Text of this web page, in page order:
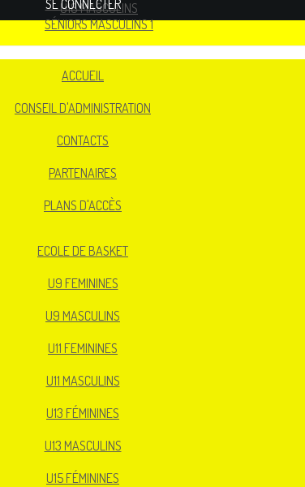
U18 MASCULINS
SÉNIORS MASCULINS 1
SE CONNECTER
ACCUEIL
CONSEIL D'ADMINISTRATION
CONTACTS
PARTENAIRES
PLANS D'ACCÈS
ECOLE DE BASKET
U9 FEMININES
U9 MASCULINS
U11 FEMININES
U11 MASCULINS
U13 FÉMININES
U13 MASCULINS
U15 FÉMININES